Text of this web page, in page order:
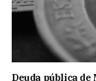
Deuda pública